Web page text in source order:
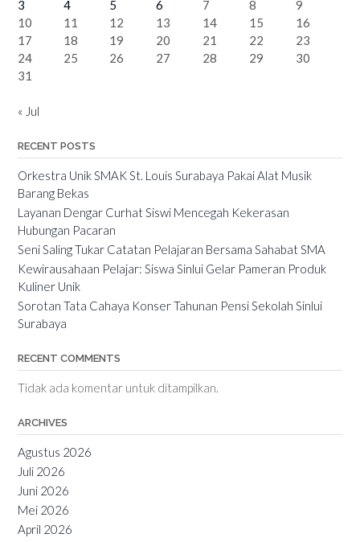
3
4 5 6 7 8
9
10
11 12 13 14 15
16
17
18 19 20 21 22
23
24
25 26 27 28 29
30
31
« Jul
RECENT POSTS
Orkestra Unik SMAK St. Louis Surabaya Pakai Alat Musik
Barang Bekas
Layanan Dengar Curhat Siswi Mencegah Kekerasan
Hubungan Pacaran
Seni Saling Tukar Catatan Pelajaran Bersama Sahabat SMA
Kewirausahaan Pelajar: Siswa Sinlui Gelar Pameran Produk
Kuliner Unik
Sorotan Tata Cahaya Konser Tahunan Pensi Sekolah Sinlui
Surabaya
RECENT COMMENTS
Tidak ada komentar untuk ditampilkan.
ARCHIVES
Agustus 2026
Juli 2026
Juni 2026
Mei 2026
April 2026